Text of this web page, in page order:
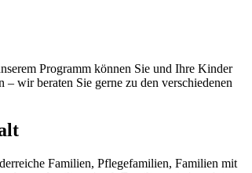
Programm können Sie und Ihre Kinder
wir beraten Sie gerne zu den verschiedenen
Familien, Pflegefamilien, Familien mit